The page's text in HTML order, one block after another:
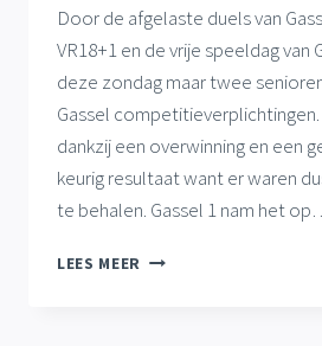
Door de afgelaste duels van
VR18+1 en de vrije speeldag van
deze zondag maar twee
Gassel
dankzij een overwinning en een
keurig resultaat want er waren
te behalen. Gassel 1 nam het
LEES MEER GELIJKSPEL